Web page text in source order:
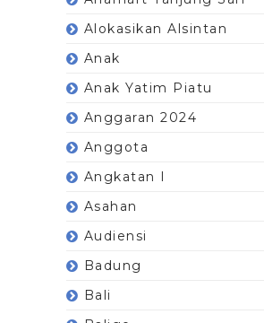
Alokasikan Alsintan
Anak
Anak Yatim Piatu
Anggaran 2024
Anggota
Angkatan I
Asahan
Audiensi
Badung
Bali